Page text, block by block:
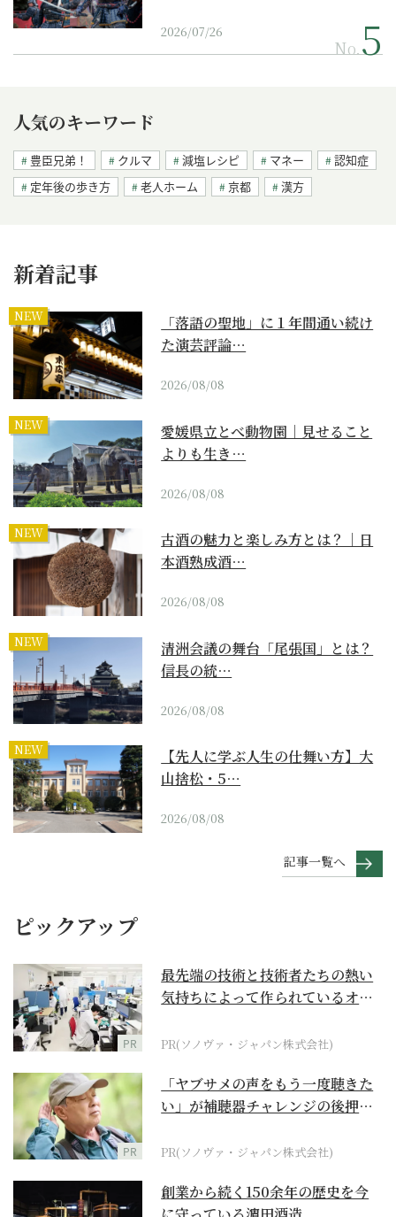
2026/07/26
No.
人気のキーワード
豊臣兄弟！ クルマ 減塩レシピ マネー
認知症
定年後の歩き方
老人ホーム 京都 漢方
新着記事
NEW
「落語の聖地」に１年間通い続け
た演芸評論…
2026/08/08
NEW
愛媛県立とべ動物園｜見せること
よりも生き…
2026/08/08
NEW
古酒の魅力と楽しみ方とは？｜日
本酒熟成酒…
2026/08/08
NEW
清洲会議の舞台「尾張国」とは？
信長の統…
2026/08/08
NEW
【先人に学ぶ人生の仕舞い方】大
山捨松・5…
2026/08/08
記事一覧へ
ピックアップ
PR
最先端の技術と技術者たちの熱い
気持ちによって作られているオー
PR(ソノヴァ・ジャパン株式会社)
PR
「ヤブサメの声をもう一度聴きた
い」が補聴器チャレンジの後押し
PR(ソノヴァ・ジャパン株式会社)
創業から続く150余年の歴史を今